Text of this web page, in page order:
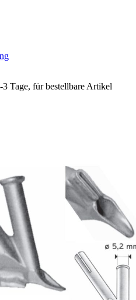
Tage, für bestellbare Artikel